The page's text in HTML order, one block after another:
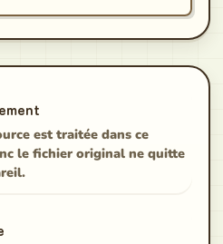
est traitée dans ce
le fichier original ne quitte